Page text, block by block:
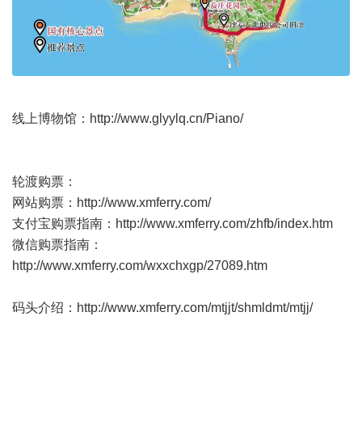
线上博物馆： http://www.glyylq.cn/Piano/
轮渡购票：
网站购票： http://www.xmferry.com/
支付宝购票指南： http://www.xmferry.com/zhfb/index.htm
微信购票指南：
http://www.xmferry.com/wxxchxgp/27089.htm
码头介绍： http://www.xmferry.com/mtjjt/shmldmt/mtjj/